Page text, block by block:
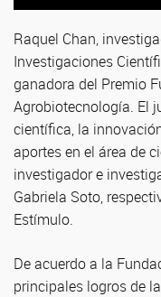
Raquel Chan,
Investigaciones
ganadora del Premio
Agrobiotecnología. El
científica, la
aportes en el área de
investigador e
Gabriela Soto,
Estímulo.
De acuerdo a la
principales logros de